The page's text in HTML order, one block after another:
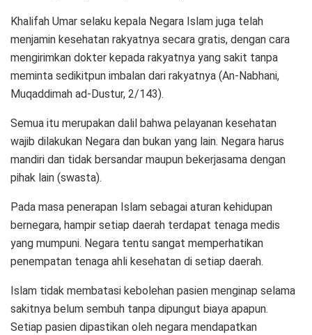
Khalifah Umar selaku kepala Negara Islam juga telah
menjamin kesehatan rakyatnya secara gratis, dengan cara
mengirimkan dokter kepada rakyatnya yang sakit tanpa
meminta sedikitpun imbalan dari rakyatnya (An-Nabhani,
Muqaddimah ad-Dustur, 2/143).
Semua itu merupakan dalil bahwa pelayanan kesehatan
wajib dilakukan Negara dan bukan yang lain. Negara harus
mandiri dan tidak bersandar maupun bekerjasama dengan
pihak lain (swasta).
Pada masa penerapan Islam sebagai aturan kehidupan
bernegara, hampir setiap daerah terdapat tenaga medis
yang mumpuni. Negara tentu sangat memperhatikan
penempatan tenaga ahli kesehatan di setiap daerah.
Islam tidak membatasi kebolehan pasien menginap selama
sakitnya belum sembuh tanpa dipungut biaya apapun.
Setiap pasien dipastikan oleh negara mendapatkan